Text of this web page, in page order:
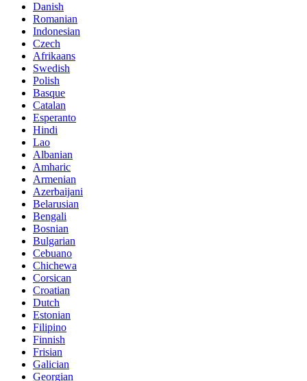
Danish
Romanian
Indonesian
Czech
Afrikaans
Swedish
Polish
Basque
Catalan
Esperanto
Hindi
Lao
Albanian
Amharic
Armenian
Azerbaijani
Belarusian
Bengali
Bosnian
Bulgarian
Cebuano
Chichewa
Corsican
Croatian
Dutch
Estonian
Filipino
Finnish
Frisian
Galician
Georgian